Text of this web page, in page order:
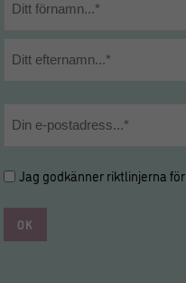
Hantering
personuppgifter
*
Jag godkänner riktlinjerna för